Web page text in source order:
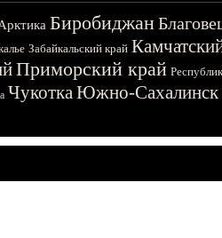
Биробиджан
Забайкальский край
Приморский край
ЧукоткаЮжно-Сахалинск